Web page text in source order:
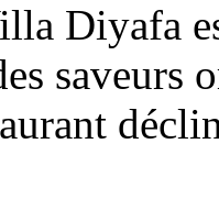
Diyafa
saveurs